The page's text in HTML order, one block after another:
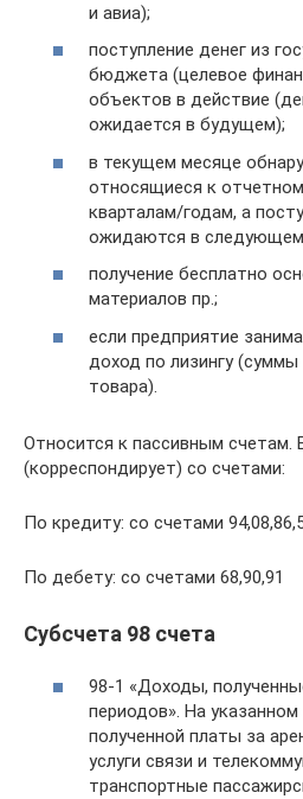
и авиа);
поступление денег из
бюджета (целевое
объектов в действие
ожидается в будущем);
в текущем месяце
относящиеся к
кварталам/годам, а
ожидаются в следующем
получение бесплатно
материалов пр.;
если предприятие
доход по лизингу (суммы
товара).
Относится к пассивным счетам.
(корреспондирует) со счетами:
По кредиту: со счетами
По дебету: со счетами 68,90,91
Субсчета 98 счета
98-1 «Доходы,
периодов». На
полученной платы за
услуги связи и
транспортные